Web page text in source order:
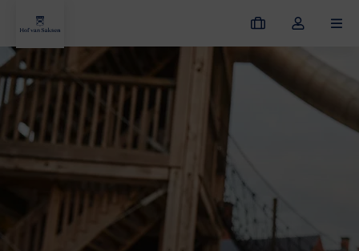
Meine
Buchungen
Dropdown-
Menü
öffnen
Hof van Saksen Resort entdecken